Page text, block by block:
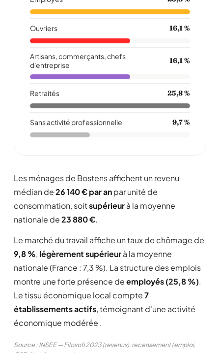
Ouvriers 16,1 %
Artisans, commerçants, chefs
d'entreprise
16,1 %
Retraités 25,8 %
Sans activité professionnelle 9,7 %
Les ménages de Bostens affichent un revenu
médian de26 140 € par anpar unité de
consommation, soitsupérieurà la moyenne
nationale de23 880 €.
Le marché du travail affiche un taux de chômage de
9,8 %, légèrement supérieurà la moyenne
nationale (France : 7,3 %). La structure des emplois
montre une forte présence deemployés (25,8 %).
Le tissu économique local compte7
établissements actifs, témoignant d'une activité
économique modérée .
Source : INSEE — Filosofi 2023 (revenus), recensement (emploi,